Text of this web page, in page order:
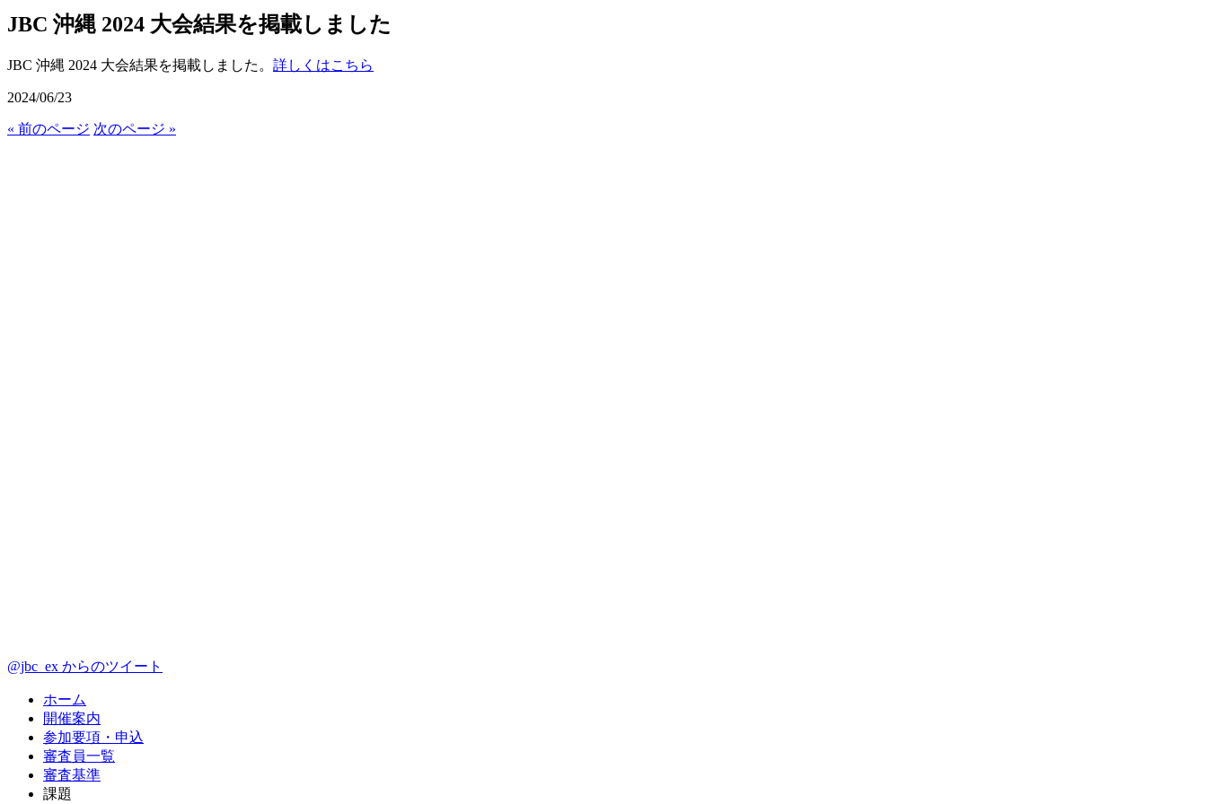
JBC 沖縄 2024 大会結果を掲載しました
JBC 沖縄 2024 大会結果を掲載しました。 詳しくはこちら
2024/06/23
« 前のページ 次のページ »
@jbc_ex からのツイート
ホーム
開催案内
参加要項・申込
審査員一覧
審査基準
課題